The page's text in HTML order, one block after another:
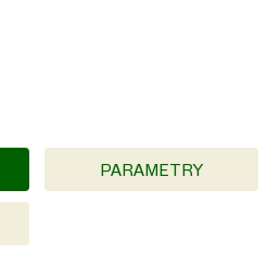
PARAMETRY